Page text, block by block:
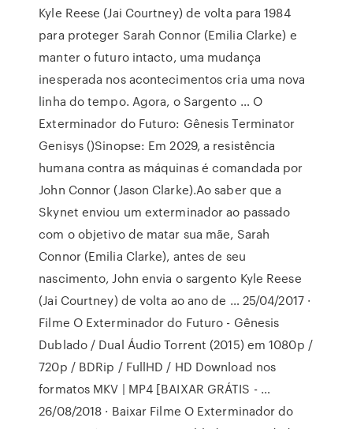
Kyle Reese (Jai Courtney) de volta para 1984
para proteger Sarah Connor (Emilia Clarke) e
manter o futuro intacto, uma mudança
inesperada nos acontecimentos cria uma nova
linha do tempo. Agora, o Sargento … O
Exterminador do Futuro: Gênesis Terminator
Genisys ()Sinopse: Em 2029, a resistência
humana contra as máquinas é comandada por
John Connor (Jason Clarke).Ao saber que a
Skynet enviou um exterminador ao passado
com o objetivo de matar sua mãe, Sarah
Connor (Emilia Clarke), antes de seu
nascimento, John envia o sargento Kyle Reese
(Jai Courtney) de volta ao ano de … 25/04/2017 ·
Filme O Exterminador do Futuro - Gênesis
Dublado / Dual Áudio Torrent (2015) em 1080p /
720p / BDRip / FullHD / HD Download nos
formatos MKV | MP4 [BAIXAR GRÁTIS - …
26/08/2018 · Baixar Filme O Exterminador do